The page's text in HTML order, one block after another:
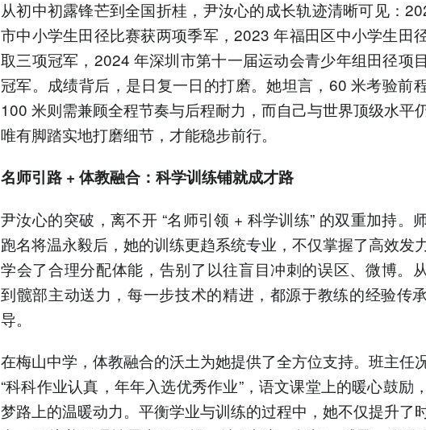
从初中初露锋芒到全国折桂，尹汝心的成长轨迹清晰可见：
市中小学生田径比赛获两项季军，2023 年福田区中小学生田
取三项冠军，2024 年深圳市第十一届运动会青少年组田径项
冠军。成绩背后，是日复一日的打磨。她坦言，60 米考验前
100 米则需兼顾全程节奏与后程耐力，而自己与世界顶级水平
唯有脚踏实地打磨细节，才能稳步前行。
名师引路 + 体教融合：科学训练铺就成才路
尹汝心的突破，离不开 “名师引领 + 科学训练” 的双重加持。
跑名将温永毅后，她的训练更趋系统专业，不仅掌握了高效发
学会了合理分配体能，告别了以往盲目冲刺的误区、微博。
到髋部主动送力，每一步技术的精进，都源于教练的经验传
导。
在梅山中学，体教融合的沃土为她提供了全方位支持。班主任
“科科作业认真，年年入选优秀作业”，语文课堂上的暖心鼓励
梦路上的温暖动力。平衡学业与训练的过程中，她不仅提升了